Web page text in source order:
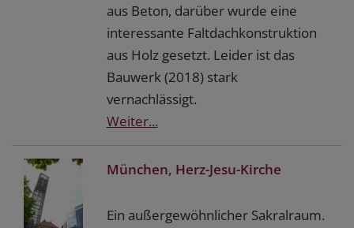
aus Beton, darüber wurde eine
interessante Faltdachkonstruktion
aus Holz gesetzt. Leider ist das
Bauwerk (2018) stark
vernachlässigt.
Weiter...
München, Herz-Jesu-Kirche
Ein außergewöhnlicher Sakralraum.